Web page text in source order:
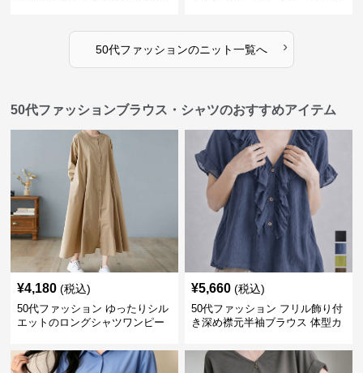
50代ファッションのニット一覧へ ›
50代ファッションブラウス・シャツのおすすめアイテム
¥4,180 (税込)
50代ファッション ゆったりシル
エットのロングシャツワンピー
¥5,660 (税込)
50代ファッション フリル飾り付
き深め襟元半袖ブラウス 体型カ